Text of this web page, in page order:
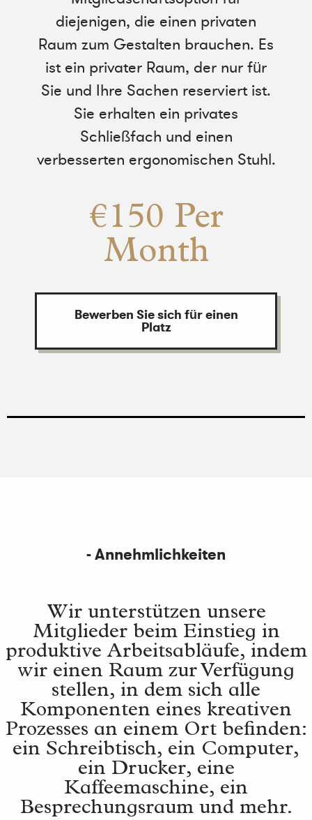
diejenigen, die einen privaten
Raum zum Gestalten brauchen. Es
ist ein privater Raum, der nur für
Sie und Ihre Sachen reserviert ist.
Sie erhalten ein privates
Schließfach und einen
verbesserten ergonomischen Stuhl.
€150 Per
Month
Bewerben Sie sich für einen
Platz
- Annehmlichkeiten
Wir unterstützen unsere
Mitglieder beim Einstieg in
produktive Arbeitsabläufe, indem
wir einen Raum zur Verfügung
stellen, in dem sich alle
Komponenten eines kreativen
Prozesses an einem Ort befinden:
ein Schreibtisch, ein Computer,
ein Drucker, eine
Kaffeemaschine, ein
Besprechungsraum und mehr.